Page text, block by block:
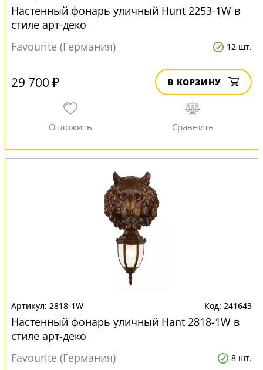
Настенный фонарь уличный Hunt 2253-1W в
стиле арт-деко
Favourite (Германия)
12 шт.
29 700 ₽ В КОРЗИНУ
2818-1W 241643
Настенный фонарь уличный Hant 2818-1W в
стиле арт-деко
Favourite (Германия)
8 шт.